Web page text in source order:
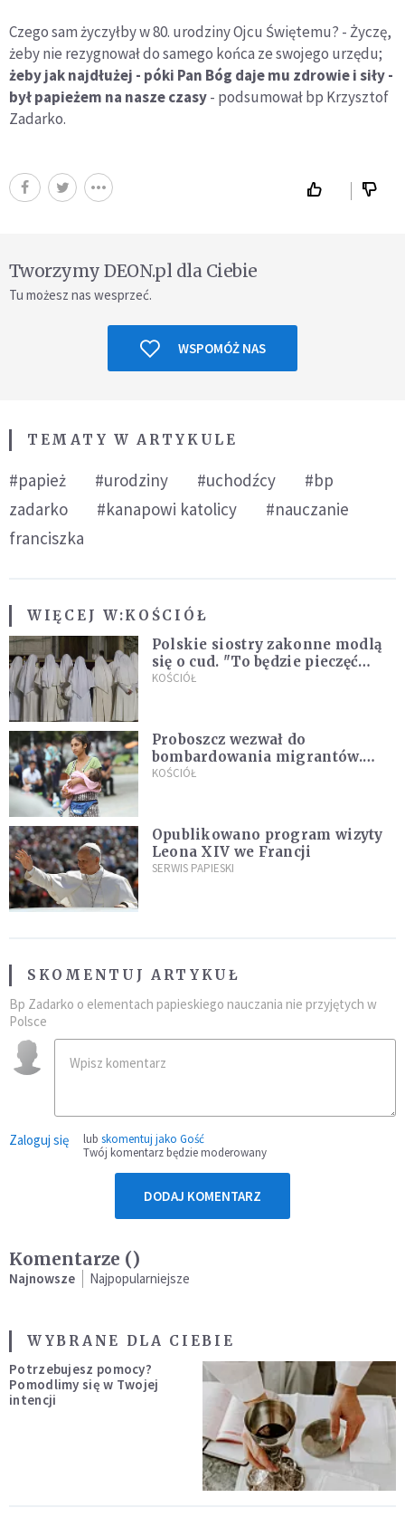
Czego sam życzyłby w 80. urodziny Ojcu Świętemu? - Życzę,
żeby nie rezygnował do samego końca ze swojego urzędu;
żeby jak najdłużej - póki Pan Bóg daje mu zdrowie i siły -
był papieżem na nasze czasy- podsumował bp Krzysztof
Zadarko.
Tworzymy DEON.pl dla Ciebie
Tu możesz nas wesprzeć.
WSPOMÓŻ NAS
TEMATY W ARTYKULE
#papież #urodziny #uchodźcy
#bp
zadarko
#kanapowi katolicy
#nauczanie
franciszka
WIĘCEJ W:KOŚCIÓŁ
Polskie siostry zakonne modlą
się o cud. "To będzie pieczęć
Pana Boga dla naszej wiary"
KOŚCIÓŁ
Proboszcz wezwał do
bombardowania migrantów.
"Masowy ogień przeciwko
KOŚCIÓŁ
Opublikowano program wizyty
Leona XIV we Francji
SERWIS PAPIESKI
SKOMENTUJ ARTYKUŁ
Bp Zadarko o elementach papieskiego nauczania nie przyjętych w
Polsce
Zaloguj się lub skomentuj jako Gość
Twój komentarz będzie moderowany
DODAJ KOMENTARZ
Komentarze ()
Najnowsze Najpopularniejsze
WYBRANE DLA CIEBIE
Potrzebujesz pomocy?
Pomodlimy się w Twojej
intencji